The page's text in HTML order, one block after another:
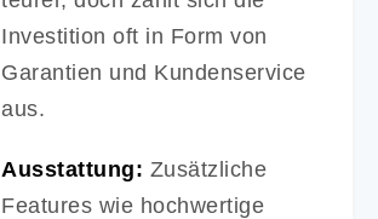
Investition oft in Form von
Garantien und Kundenservice
aus.
Ausstattung: Zusätzliche
Features wie hochwertige